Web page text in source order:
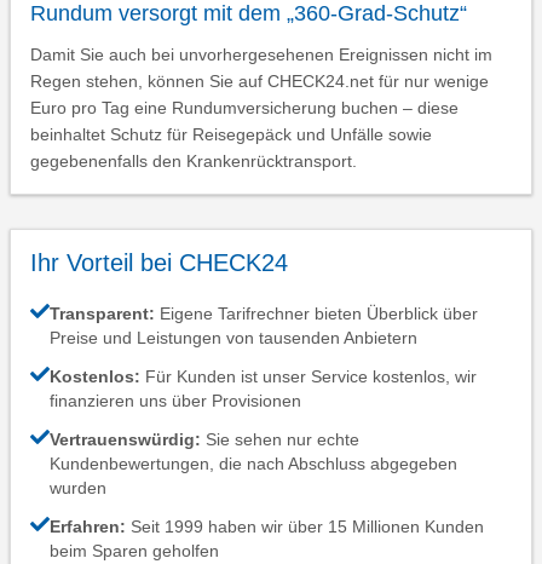
Rundum versorgt mit dem „360-Grad-Schutz“
Damit Sie auch bei unvorhergesehenen Ereignissen nicht im
Regen stehen, können Sie auf CHECK24.net für nur wenige
Euro pro Tag eine Rundumversicherung buchen – diese
beinhaltet Schutz für Reisegepäck und Unfälle sowie
gegebenenfalls den Krankenrücktransport.
Ihr Vorteil bei CHECK24
Transparent: Eigene Tarifrechner bieten Überblick über
Preise und Leistungen von tausenden Anbietern
Kostenlos: Für Kunden ist unser Service kostenlos, wir
finanzieren uns über Provisionen
Vertrauenswürdig: Sie sehen nur echte
Kundenbewertungen, die nach Abschluss abgegeben
wurden
Erfahren: Seit 1999 haben wir über 15 Millionen Kunden
beim Sparen geholfen